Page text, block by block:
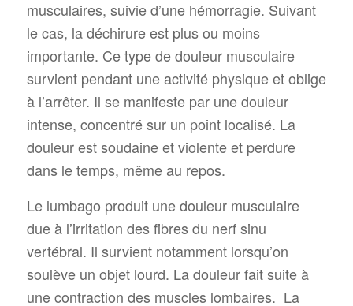
musculaires, suivie d’une hémorragie. Suivant
le cas, la déchirure est plus ou moins
importante. Ce type de douleur musculaire
survient pendant une activité physique et oblige
à l’arrêter. Il se manifeste par une douleur
intense, concentré sur un point localisé. La
douleur est soudaine et violente et perdure
dans le temps, même au repos.
Le lumbago produit une douleur musculaire
due à l’irritation des fibres du nerf sinu
vertébral. Il survient notamment lorsqu’on
soulève un objet lourd. La douleur fait suite à
une contraction des muscles lombaires. La